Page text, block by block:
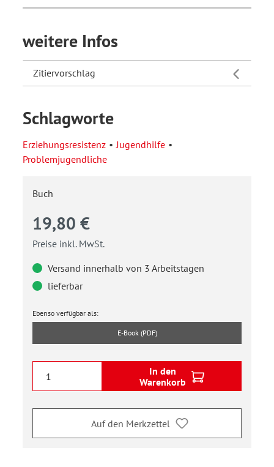
weitere Infos
Zitiervorschlag
Schlagworte
Erziehungsresistenz
Jugendhilfe
Problemjugendliche
Buch
19,80 €
Preise inkl. MwSt.
Versand innerhalb von 3 Arbeitstagen
lieferbar
Ebenso verfügbar als:
E-Book (PDF)
In den
Warenkorb
Auf den Merkzettel